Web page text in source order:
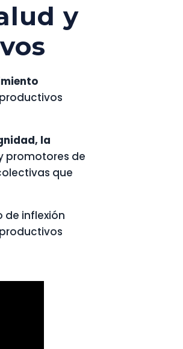
y
la
promotores de
que
de inflexión